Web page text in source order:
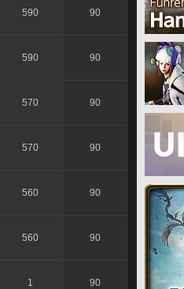
590 90
590 90
570 90
570 90
560 90
560 90
1 90